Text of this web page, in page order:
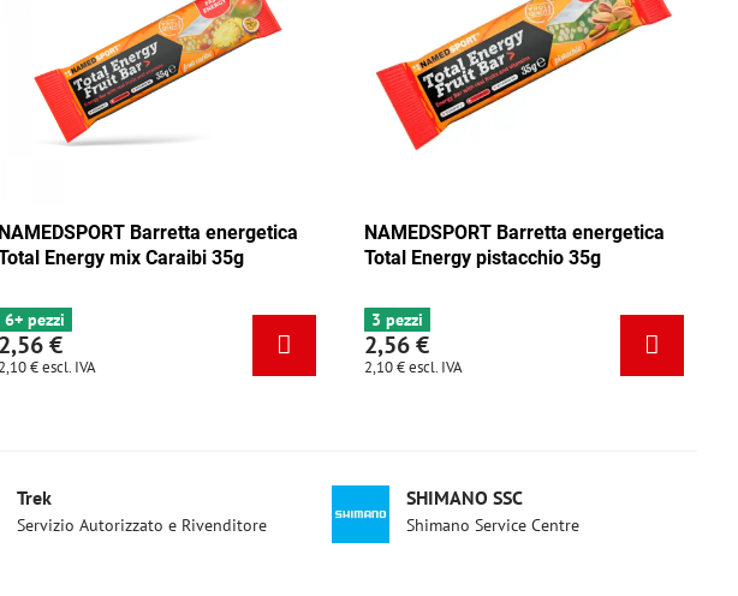
Barretta energetica
cioccolato-albicocca
NAMEDSPORT Barretta energetica
Total Energy mix Caraibi 35g
6+ pezzi
2,56 €
escl. IVA
3 pezzi
2,56 €
Trek
Servizio Autorizzato e Rivenditore
SHIMANO SSC
Shimano Service Centre